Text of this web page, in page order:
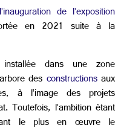
l’inauguration de l’exposition
en 2021 suite à la
installée dans une zone
des constructionsaux
à l’image des projets
Toutefois, l’ambition étant
le plus en œuvre le